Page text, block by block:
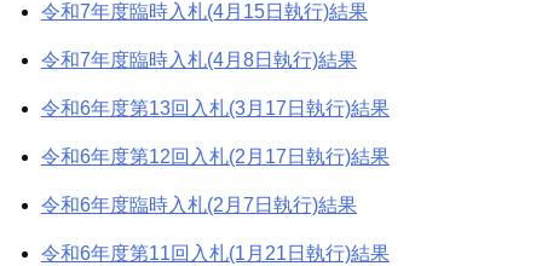
令和7年度臨時入札(4月15日執行)結果
令和7年度臨時入札(4月8日執行)結果
令和6年度第13回入札(3月17日執行)結果
令和6年度第12回入札(2月17日執行)結果
令和6年度臨時入札(2月7日執行)結果
令和6年度第11回入札(1月21日執行)結果